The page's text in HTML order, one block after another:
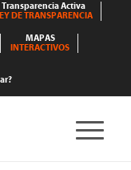
Transparencia Activa
DE TRANSPARENCIA
MAPAS
INTERACTIVOS